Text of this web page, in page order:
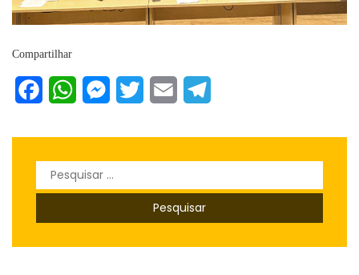
Compartilhar
FacebookWhatsAppMessenger
Twitter Email
Pesquisar
por: